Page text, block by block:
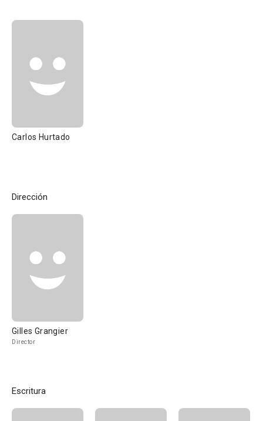
Carlos Hurtado
Dirección
Gilles Grangier
Director
Escritura